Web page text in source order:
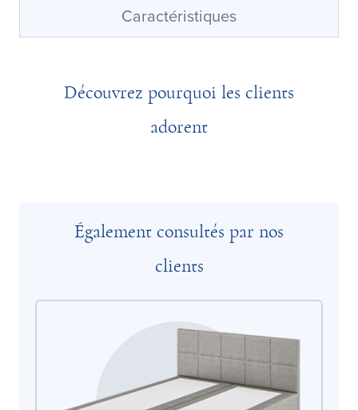
Caractéristiques
Découvrez pourquoi les clients
adorent
Également consultés par nos
clients